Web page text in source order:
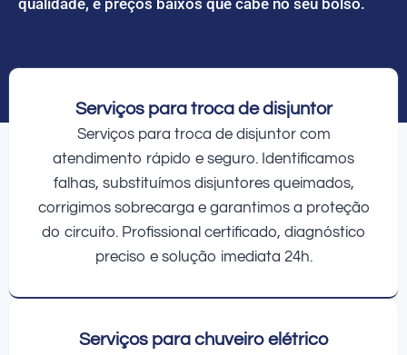
Serviços para troca de disjuntor
Serviços para troca de disjuntor com
atendimento rápido e seguro. Identificamos
falhas, substituímos disjuntores queimados,
corrigimos sobrecarga e garantimos a proteção
do circuito. Profissional certificado, diagnóstico
preciso e solução imediata 24h.
Serviços para chuveiro elétrico